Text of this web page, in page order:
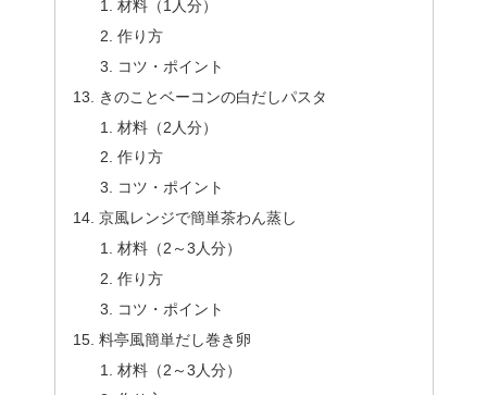
材料（1人分）
作り方
コツ・ポイント
きのことベーコンの白だしパスタ
材料（2人分）
作り方
コツ・ポイント
京風レンジで簡単茶わん蒸し
材料（2～3人分）
作り方
コツ・ポイント
料亭風簡単だし巻き卵
材料（2～3人分）